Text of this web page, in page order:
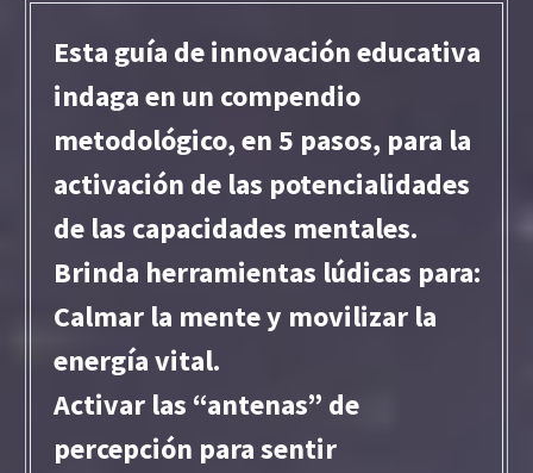
Esta guía de innovación educativa
indaga en un compendio
metodológico, en 5 pasos, para la
activación de las potencialidades
de las capacidades mentales.
Brinda herramientas lúdicas para:
Calmar la mente y movilizar la
energía vital.
Activar las “antenas” de
percepción para sentir